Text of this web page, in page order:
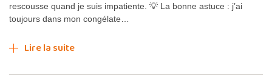
rescousse quand je suis impatiente. 💡 La bonne astuce : j’ai
toujours dans mon congélate…
Lire la suite